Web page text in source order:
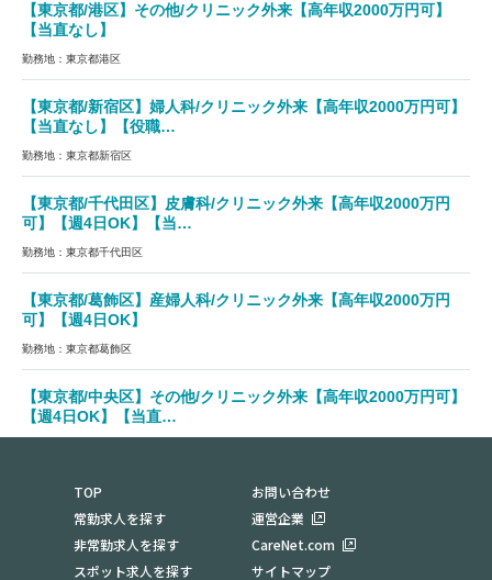
【東京都/港区】その他/クリニック外来【高年収2000万円可】
【当直なし】
勤務地：東京都港区
【東京都/新宿区】婦人科/クリニック外来【高年収2000万円可】
【当直なし】【役職…
勤務地：東京都新宿区
【東京都/千代田区】皮膚科/クリニック外来【高年収2000万円
可】【週4日OK】【当…
勤務地：東京都千代田区
【東京都/葛飾区】産婦人科/クリニック外来【高年収2000万円
可】【週4日OK】
勤務地：東京都葛飾区
【東京都/中央区】その他/クリニック外来【高年収2000万円可】
【週4日OK】【当直…
TOP
常勤求人を探す
非常勤求人を探す
スポット求人を探す
お問い合わせ
運営企業
CareNet.com
サイトマップ